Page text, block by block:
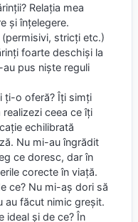
Relația mea
și înțelegere.
stricți etc.)
foarte deschiși la
pus niște reguli
ți-o oferă? Îți simți
ceea ce îți
echilibrată
Nu mi-au îngrădit
ce doresc, dar în
corecte în viață.
ce? Nu mi-aș dori să
au făcut nimic greșit.
ideal și de ce? În